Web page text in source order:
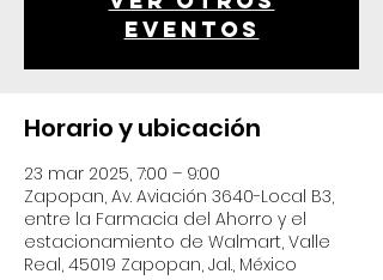
eventos
Horario y ubicación
23 mar 2025, 7:00 – 9:00
Zapopan, Av. Aviación 3640-Local B3,
entre la Farmacia del Ahorro y el
estacionamiento de Walmart, Valle
Real, 45019 Zapopan, Jal., México